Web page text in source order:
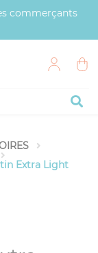
commerçants
Extra Light